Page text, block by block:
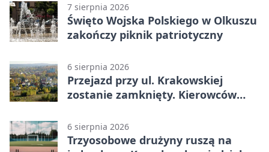
7 sierpnia 2026
Święto Wojska Polskiego w Olkuszu
zakończy piknik patriotyczny
6 sierpnia 2026
Przejazd przy ul. Krakowskiej
zostanie zamknięty. Kierowców
6 sierpnia 2026
Trzyosobowe drużyny ruszą na